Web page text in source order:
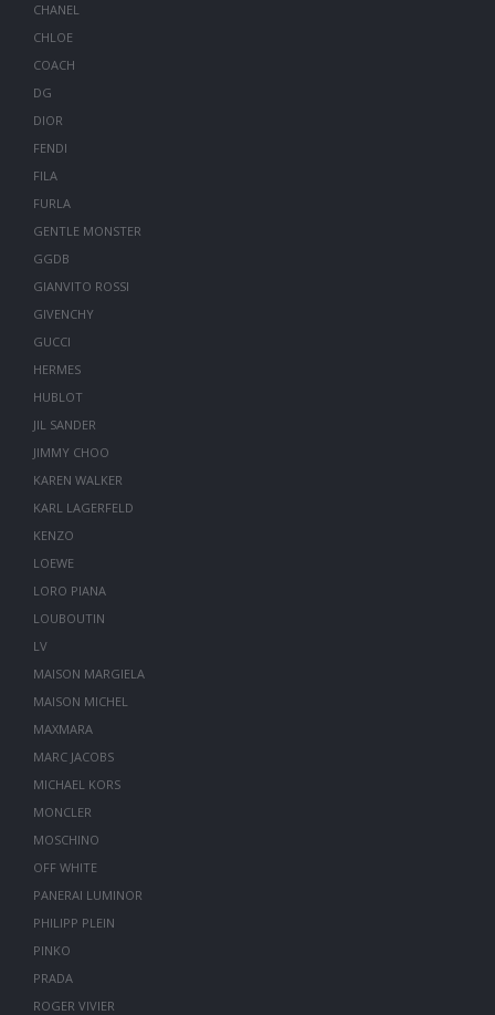
CHANEL
CHLOE
COACH
DG
DIOR
FENDI
FILA
FURLA
GENTLE MONSTER
GGDB
GIANVITO ROSSI
GIVENCHY
GUCCI
HERMES
HUBLOT
JIL SANDER
JIMMY CHOO
KAREN WALKER
KARL LAGERFELD
KENZO
LOEWE
LORO PIANA
LOUBOUTIN
LV
MAISON MARGIELA
MAISON MICHEL
MAXMARA
MARC JACOBS
MICHAEL KORS
MONCLER
MOSCHINO
OFF WHITE
PANERAI LUMINOR
PHILIPP PLEIN
PINKO
PRADA
ROGER VIVIER